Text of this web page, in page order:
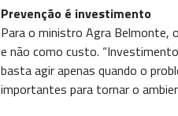
Prevenção é investimento
Para o ministro Agra Belmonte,
e não como custo.
basta agir apenas quando o
importantes para tornar o